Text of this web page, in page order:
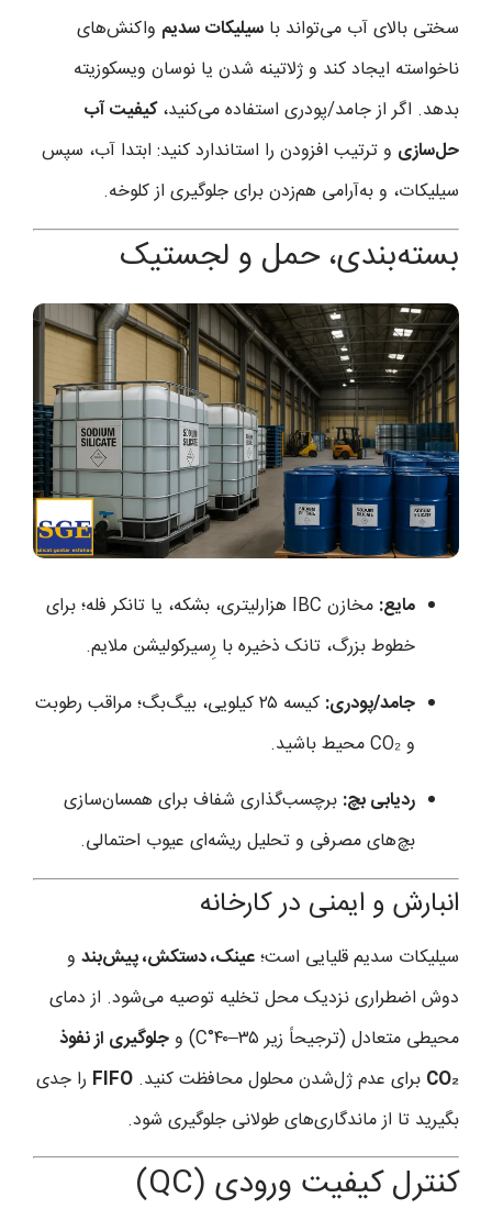
سختی بالای آب می‌تواند با سیلیکات سدیم واکنش‌های
ناخواسته ایجاد کند و ژلاتینه شدن یا نوسان ویسکوزیته
بدهد. اگر از جامد/پودری استفاده می‌کنید،کیفیت آب
حل‌سازی و ترتیب افزودن را استاندارد کنید: ابتدا آب، سپس
سیلیکات، و به‌آرامی هم‌زدن برای جلوگیری از کلوخه.
بسته‌بندی، حمل و لجستیک
مایع:
مخازن IBC هزارلیتری، بشکه، یا تانکر فله؛ برای
خطوط بزرگ، تانک ذخیره با رِسیرکولیشن ملایم.
جامد/پودری:
کیسه ۲۵ کیلویی، بیگ‌بگ؛ مراقب رطوبت
و CO₂ محیط باشید.
ردیابی بچ: برچسب‌گذاری شفاف برای همسان‌سازی
بچ‌های مصرفی و تحلیل ریشه‌ای عیوب احتمالی.
انبارش و ایمنی در کارخانه
سیلیکات سدیم قلیایی است؛عینک، دستکش، پیش‌بند و
دوش اضطراری نزدیک محل تخلیه توصیه می‌شود. از دمای
محیطی متعادل (ترجیحاً زیر ۳۵–۴۰°C) و
جلوگیری از نفوذ
CO₂ برای عدم ژل‌شدن محلول محافظت کنید. FIFO را جدی
بگیرید تا از ماندگاری‌های طولانی جلوگیری شود.
کنترل کیفیت ورودی (QC)